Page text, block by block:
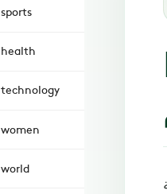
sports
health
technology
women
world